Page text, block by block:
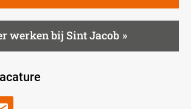
werken bij Sint Jacob